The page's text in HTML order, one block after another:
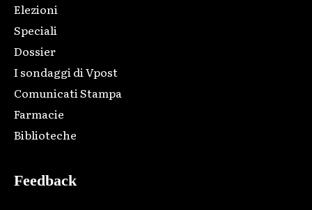
Elezioni
Speciali
Dossier
I sondaggi di Vpost
Comunicati Stampa
Farmacie
Biblioteche
Feedback